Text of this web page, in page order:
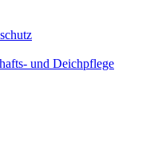
und Deichpflege